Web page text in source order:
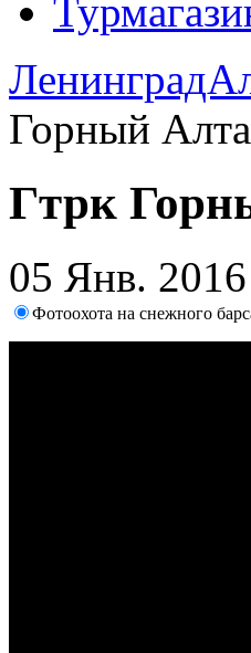
Горный
Гтрк
05 Янв. 2016
Фотоохота на снежного